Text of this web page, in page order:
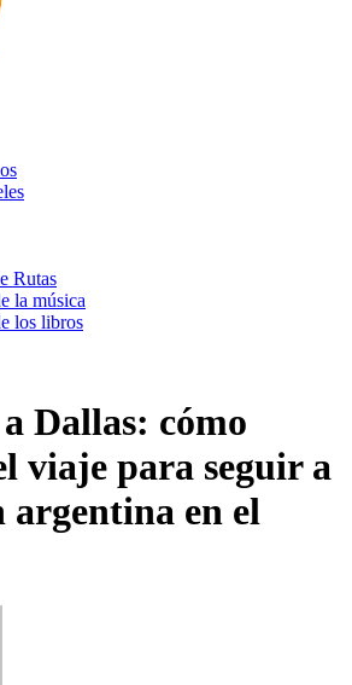
Rutas
la música
los libros
Dallas: cómo
viaje para seguir a
argentina en el